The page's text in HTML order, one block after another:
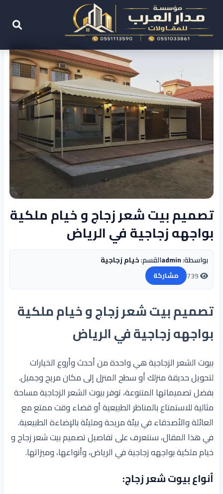
تصميم بيت شعر زجاج و خيام ملكية
بواجهه زجاجية في الرياض
بواسطة:adminالقسم:خيام زجاجية
مشاركة
تصميم بيت شعر زجاج و خيام ملكية
بواجهه زجاجية في الرياض
بيوت الشعر الزجاجية هي واحدة من أحدث وأروع الخيارات
لتحويل حديقة منزلك أو سطح المنزل إلى مكان مريح وجميل.
بفضل تصميماتها المتنوعة، توفر بيوت الشعر الزجاجية مساحة
مثالية للاستمتاع بالمناظر الطبيعية أو قضاء وقت ممتع مع
العائلة والأصدقاء في بيئة مريحة ومليئة بالإضاءة الطبيعية.
في هذا المقال، سنتعرف على تفاصيل تصميم بيت شعر زجاج و
خيام ملكية بواجهه زجاجية في الرياض، وأنواعها، وميزاتها.
أنواع بيوت شعر زجاج: